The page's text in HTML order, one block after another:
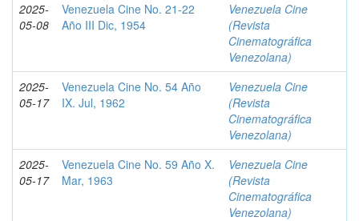
2025-
05-08
Venezuela Cine No. 21-22
Año III Dic, 1954
Venezuela Cine
(Revista
Cinematográfica
Venezolana)
2025-
05-17
Venezuela Cine No. 54 Año
IX. Jul, 1962
Venezuela Cine
(Revista
Cinematográfica
Venezolana)
2025-
05-17
Venezuela Cine No. 59 Año X.
Mar, 1963
Venezuela Cine
(Revista
Cinematográfica
Venezolana)